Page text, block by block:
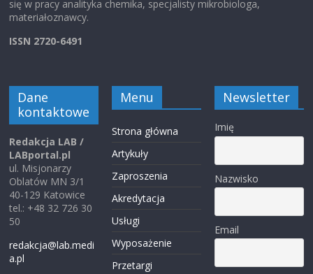
się w pracy analityka chemika, specjalisty mikrobiologa,
materiałoznawcy.
ISSN 2720-6491
Dane
kontaktowe
Redakcja LAB /
LABportal.pl
ul. Misjonarzy
Oblatów MN 3/1
40-129 Katowice
tel.: +48 32 726 30
50
redakcja@lab.medi
a.pl
Menu
Strona główna
Artykuły
Zaproszenia
Akredytacja
Usługi
Wyposażenie
Przetargi
Newsletter
Imię
Nazwisko
Email